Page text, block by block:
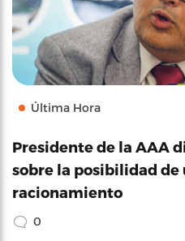
Última Hora
Presidente de la AAA
sobre la posibilidad de
racionamiento
0